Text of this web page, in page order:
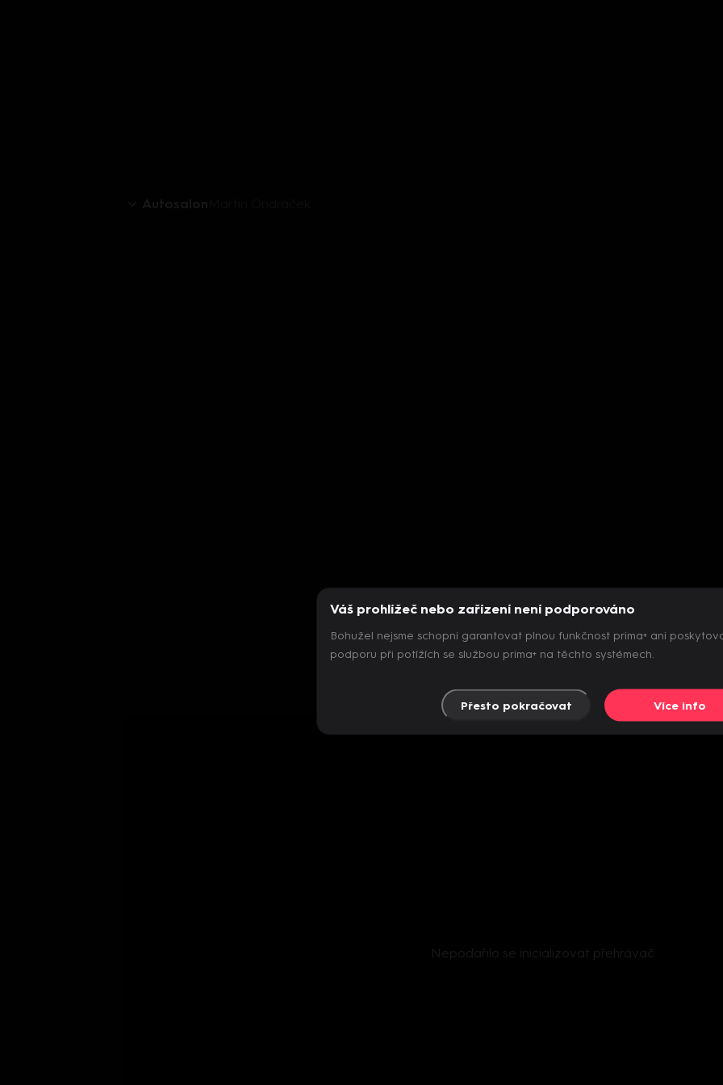
Nepodařilo se inicializovat přehrávač
Váš prohlížeč nebo zařízení není podporováno
Bohužel nejsme schopni garantovat plnou funkčnost prima+ ani
podporu při potížích se službou prima+ na těchto systémech.
Přesto pokračovat Více info